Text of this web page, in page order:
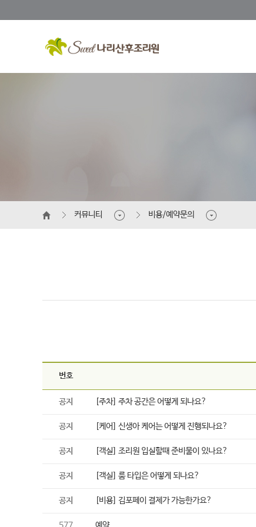
커뮤니티 비용/예약문의
번호
공지 [주차] 주차 공간은 어떻게 되나요?
공지 [케어] 신생아 케어는 어떻게 진행되나요?
공지 [객실] 조리원 입실할때 준비물이 있나요?
공지 [객실] 룸 타입은 어떻게 되나요?
공지 [비용] 김포페이 결제가 가능한가요?